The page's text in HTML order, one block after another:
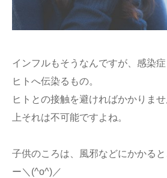
インフルもそうなんですが、感染
ヒトへ伝染るもの。
ヒトとの接触を避ければかかりま
上それは不可能ですよね。
子供のころは、風邪などにかかる
ー＼(^o^)／